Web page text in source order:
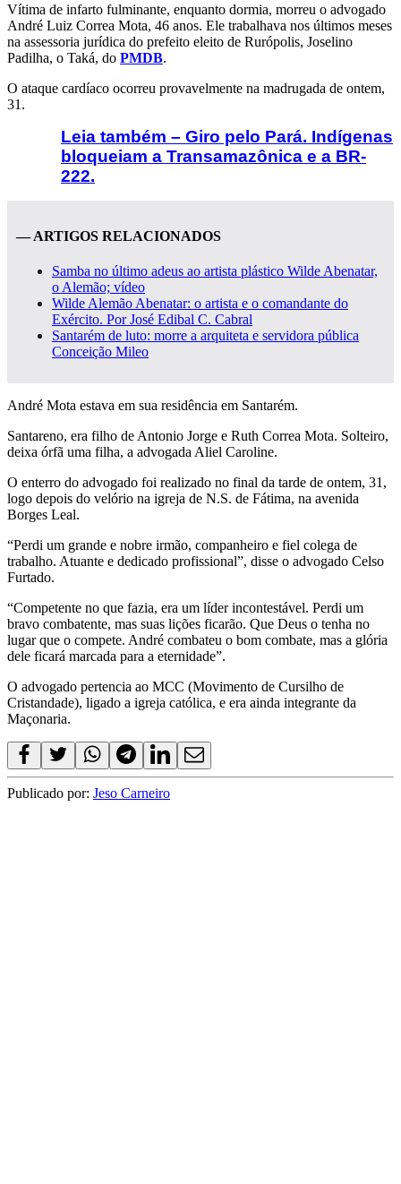
Vítima de infarto fulminante, enquanto dormia, morreu o advogado
André Luiz Correa Mota, 46 anos. Ele trabalhava nos últimos meses
na assessoria jurídica do prefeito eleito de Rurópolis, Joselino
Padilha, o Taká, do PMDB.
O ataque cardíaco ocorreu provavelmente na madrugada de ontem,
31.
Leia também – Giro pelo Pará. Indígenas
bloqueiam a Transamazônica e a BR-
222.
— ARTIGOS RELACIONADOS
Samba no último adeus ao artista plástico Wilde Abenatar,
o Alemão; vídeo
Wilde Alemão Abenatar: o artista e o comandante do
Exército. Por José Edibal C. Cabral
Santarém de luto: morre a arquiteta e servidora pública
Conceição Mileo
André Mota estava em sua residência em Santarém.
Santareno, era filho de Antonio Jorge e Ruth Correa Mota. Solteiro,
deixa órfã uma filha, a advogada Aliel Caroline.
O enterro do advogado foi realizado no final da tarde de ontem, 31,
logo depois do velório na igreja de N.S. de Fátima, na avenida
Borges Leal.
“Perdi um grande e nobre irmão, companheiro e fiel colega de
trabalho. Atuante e dedicado profissional”, disse o advogado Celso
Furtado.
“Competente no que fazia, era um líder incontestável. Perdi um
bravo combatente, mas suas lições ficarão. Que Deus o tenha no
lugar que o compete. André combateu o bom combate, mas a glória
dele ficará marcada para a eternidade”.
O advogado pertencia ao MCC (Movimento de Cursilho de
Cristandade), ligado a igreja católica, e era ainda integrante da
Maçonaria.
Publicado por: Jeso Carneiro